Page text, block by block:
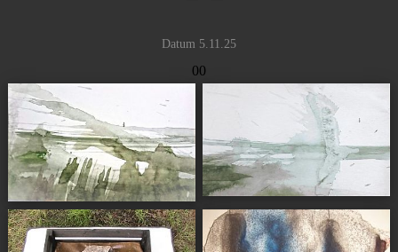
Datum 5.11.25
00